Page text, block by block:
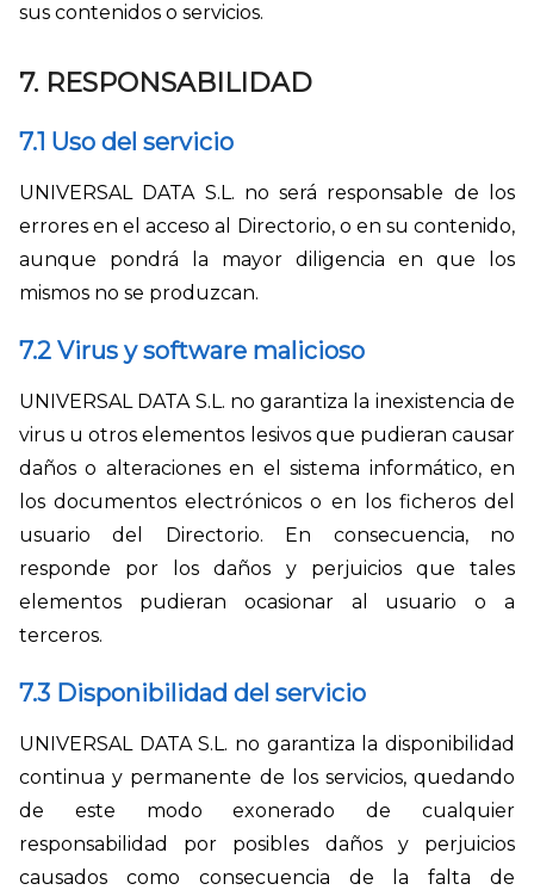
sus contenidos o servicios.
7. RESPONSABILIDAD
7.1 Uso del servicio
UNIVERSAL DATA S.L. no será responsable de los
errores en el acceso al Directorio, o en su contenido,
aunque pondrá la mayor diligencia en que los
mismos no se produzcan.
7.2 Virus y software malicioso
UNIVERSAL DATA S.L. no garantiza la inexistencia de
virus u otros elementos lesivos que pudieran causar
daños o alteraciones en el sistema informático, en
los documentos electrónicos o en los ficheros del
usuario del Directorio. En consecuencia, no
responde por los daños y perjuicios que tales
elementos pudieran ocasionar al usuario o a
terceros.
7.3 Disponibilidad del servicio
UNIVERSAL DATA S.L. no garantiza la disponibilidad
continua y permanente de los servicios, quedando
de este modo exonerado de cualquier
responsabilidad por posibles daños y perjuicios
causados como consecuencia de la falta de